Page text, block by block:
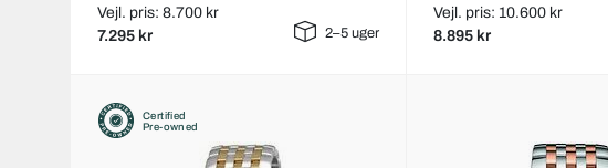
Vejl. pris: 8.700 kr
7.295 kr 2–5 uger
Vejl. pris: 10.600 kr
8.895 kr
Certified
Pre-owned